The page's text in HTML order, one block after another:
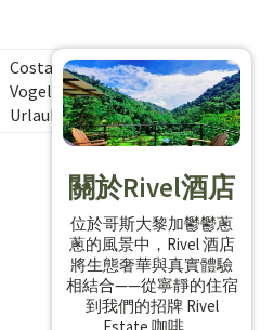
Costa Rica
Vogelbeobachtung
Urlaub Turrialba
關於Rivel酒店
位於哥斯大黎加鬱鬱蔥
蔥的風景中，Rivel 酒店
將生態奢華與真實體驗
相結合——從寧靜的住宿
到我們的招牌 Rivel